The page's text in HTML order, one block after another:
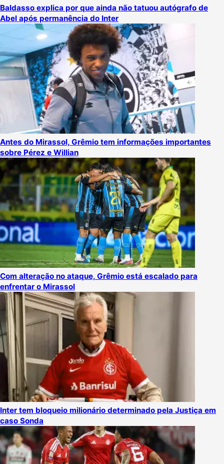
Baldasso explica por que ainda não tatuou autógrafo de
Abel após permanência do Inter
Antes do Mirassol, Grêmio tem informações importantes
sobre Pérez e Willian
Com alteração no ataque, Grêmio está escalado para
enfrentar o Mirassol
Inter tem bloqueio milionário determinado pela Justiça em
caso Sonda